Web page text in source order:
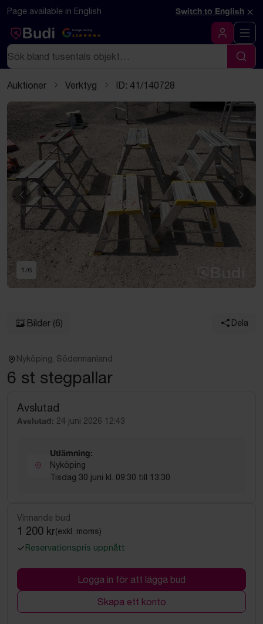
Hoppa till innehåll
Textbaserad (markdown) version av denna sida
Page available in English Switch to English ×
Google Rating
4.5
Logga in
Sök
Sök
Auktioner Verktyg ID: 41/140728
Föregående
1 /6
Bilder (6) Dela
Nyköping, Södermanland
6 st stegpallar
Avslutad
Avslutad: 24 juni 2026 12:43
Utlämning:
Nyköping
Tisdag 30 juni kl. 09:30 till 13:30
Vinnande bud
1 200 kr(exkl. moms)
Reservationspris uppnått
Logga in för att lägga bud
Skapa ett konto